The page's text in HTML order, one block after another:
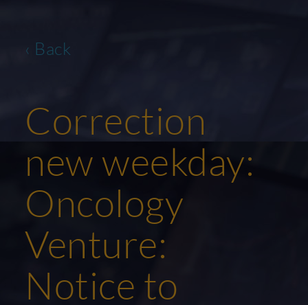
‹ Back
Correction
new weekday:
Oncology
Venture:
Notice to